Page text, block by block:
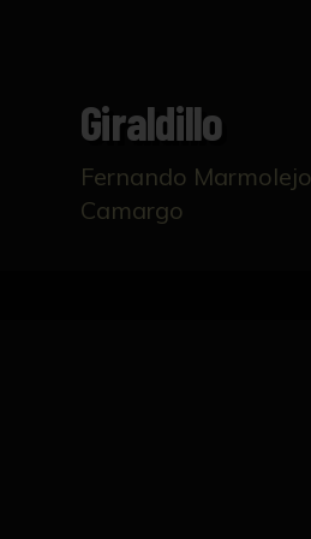
Giraldillo
Fernando Marmolejo
Camargo